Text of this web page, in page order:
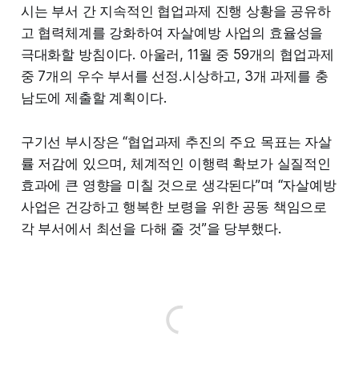
시는 부서 간 지속적인 협업과제 진행 상황을 공유하
고 협력체계를 강화하여 자살예방 사업의 효율성을
극대화할 방침이다. 아울러, 11월 중 59개의 협업과제
중 7개의 우수 부서를 선정․시상하고, 3개 과제를 충
남도에 제출할 계획이다.
구기선 부시장은 “협업과제 추진의 주요 목표는 자살
률 저감에 있으며, 체계적인 이행력 확보가 실질적인
효과에 큰 영향을 미칠 것으로 생각된다”며 “자살예방
사업은 건강하고 행복한 보령을 위한 공동 책임으로
각 부서에서 최선을 다해 줄 것”을 당부했다.